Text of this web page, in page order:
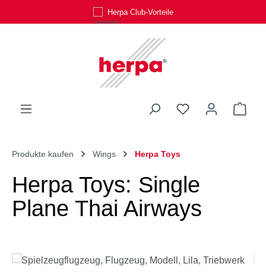
Zum Hauptinhalt springenHerpa Club-Vorteile
Du hast 0
Produkte kaufen Wings Herpa Toys
Herpa Toys: Single
Plane Thai Airways
Bildergalerie überspringen